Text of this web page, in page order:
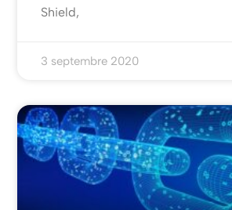
Shield,
3 septembre 2020